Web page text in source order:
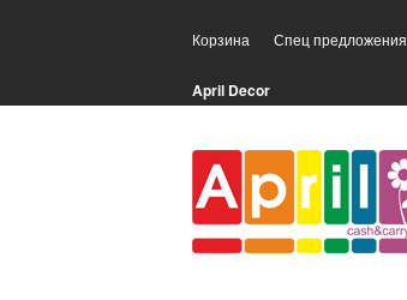
Корзина Спец предложения
April Decor